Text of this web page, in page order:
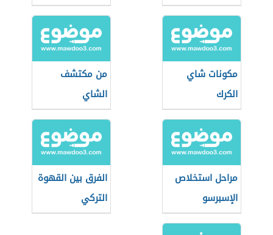
مكونات شاي
الكرك
من مكتشف
الشاي
مراحل استخلاص
الإسبرسو
الفرق بين القهوة
التركي
والإسبريسو